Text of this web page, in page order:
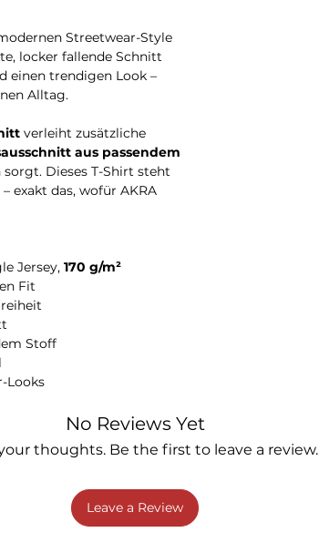
Streetwear-Style
locker fallende Schnitt
einen trendigen Look –
Alltag.
verleiht zusätzliche
aus passendem
Dieses T-Shirt steht
exakt das, wofür AKRA
Jersey, 170 g/m²
Fit
Stoff
Looks
No Reviews Yet
thoughts. Be the first to leave a review.
Leave a Review